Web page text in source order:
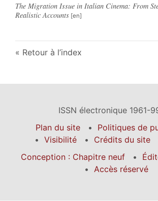
The Migration Issue in Italian Cinema: From
Realistic Accounts
Retour à l’index
ISSN électronique 1961-
Plan du site
Politiques de
Visibilité
Crédits du site
Conception : Chapitre neuf
Accès réservé